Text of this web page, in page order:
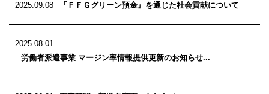
2025.09.08 『ＦＦＧグリーン預金』を通じた社会貢献について
2025.08.01
労働者派遣事業 マージン率情報提供更新のお知らせ...